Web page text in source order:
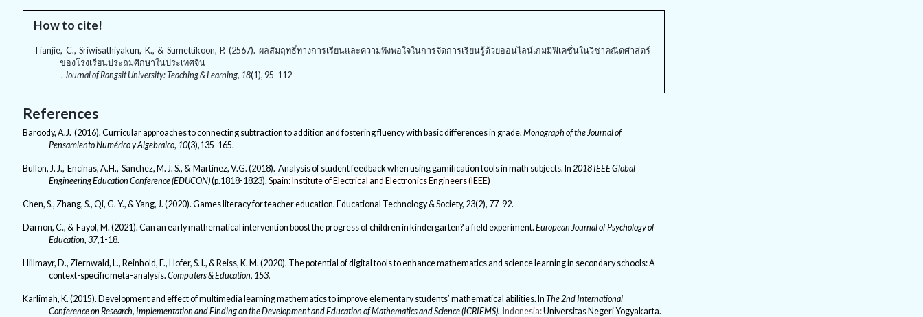
How to cite!
Tianjie, C., Sriwisathiyakun, K., & Sumettikoon, P. (2567). ผลสัมฤทธิ์ทางการเรียนและความพึงพอใจในการจัดการเรียนรู้ด้วยออนไลน์เกมมิฟิเคชั่นในวิชาคณิตศาสตร์
ของโรงเรียนประถมศึกษาในประเทศจีน
. Journal of Rangsit University: Teaching & Learning, 18(1), 95-112
References
Baroody, A.J. (2016). Curricular approaches to connecting subtraction to addition and fostering fluency with basic differences in grade. Monograph of the Journal of
Pensamiento Numérico y Algebraico, 10(3),135-165.
Bullon, J. J., Encinas, A.H., Sanchez, M. J. S., & Martinez, V.G. (2018). Analysis of student feedback when using gamification tools in math subjects. In 2018 IEEE Global
Engineering Education Conference (EDUCON)(p.1818-1823). Spain: Institute of Electrical and Electronics Engineers (IEEE)
Chen, S., Zhang, S., Qi, G. Y., & Yang, J. (2020). Games literacy for teacher education. Educational Technology & Society, 23(2), 77-92.
Darnon, C., & Fayol, M. (2021). Can an early mathematical intervention boost the progress of children in kindergarten? a field experiment. European Journal of Psychology of
Education, 37,1-18.
Hillmayr, D., Ziernwald, L., Reinhold, F., Hofer, S. I., & Reiss, K. M. (2020). The potential of digital tools to enhance mathematics and science learning in secondary schools: A
context-specific meta-analysis. Computers & Education, 153.
Karlimah, K. (2015). Development and effect of multimedia learning mathematics to improve elementary students’ mathematical abilities. In The 2nd International
Conference on Research, Implementation and Finding on the Development and Education of Mathematics and Science (ICRIEMS). Indonesia:Universitas Negeri Yogyakarta.